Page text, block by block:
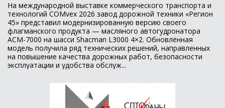
На международной выставке коммерческого транспорта и
технологий COMvex 2026 завод дорожной техники «Регион
45» представил модернизированную версию своего
флагманского продукта — масляного автогудронатора
АСМ-7000 на шасси Shacman L3000 4×2. Обновлённая
модель получила ряд технических решений, направленных
на повышение качества дорожных работ, безопасности
эксплуатации и удобства обслуж...